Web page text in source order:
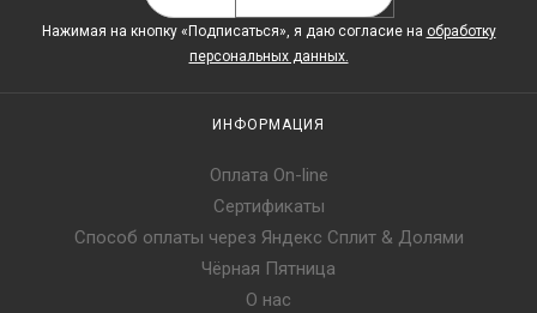
Нажимая на кнопку «Подписаться», я даю cогласие на обработку
персональных данных.
ИНФОРМАЦИЯ
Оплата On-line
Сертификаты
Способ оплаты через Яндекс Сплит & Долями
Чёрная Пятница
О нас